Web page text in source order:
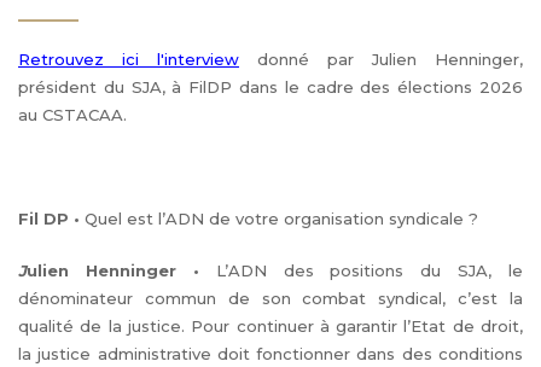
Retrouvez ici l'interview donné par Julien Henninger,
président du SJA, à FilDP dans le cadre des élections 2026
au CSTACAA.
Fil DP • Quel est l’ADN de votre organisation syndicale ?
Julien Henninger • L’ADN des positions du SJA, le
dénominateur commun de son combat syndical, c’est la
qualité de la justice. Pour continuer à garantir l’Etat de droit,
la justice administrative doit fonctionner dans des conditions